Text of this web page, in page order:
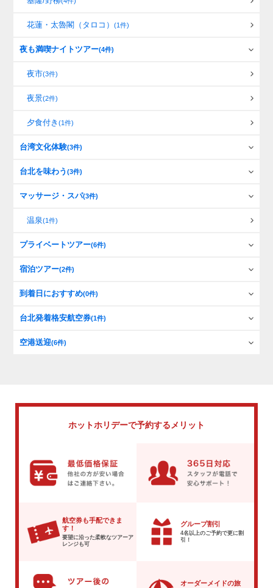
花蓮・太魯閣（タロコ）(1件)
夜も満喫ナイトツアー(4件)
夜市(3件)
夜景(2件)
夕食付き(1件)
台湾文化体験(3件)
台北を味わう(3件)
マッサージ・スパ(3件)
温泉(1件)
プライベートツアー(6件)
宿泊ツアー(2件)
到着日におすすめ(0件)
台北発着格安航空券(1件)
空港送迎(6件)
ホットホリデーで予約するメリット
航空券も手配できま
す！
要望に沿った柔軟なツアーア
レンジも可
グループ割引
4名以上のご予約で更に割
引！
オーダーメイドの旅